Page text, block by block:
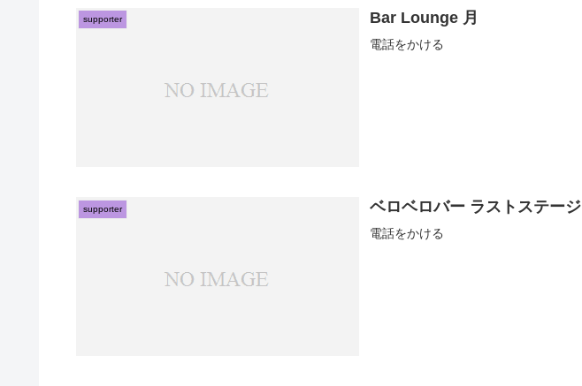
supporter Bar Lounge 月
電話をかける
supporter ベロベロバー ラストステージ
電話をかける